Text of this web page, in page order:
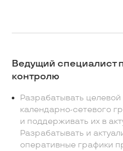
Ведущий специалист
контролю
Разрабатывать
календарно-сетевого
и поддерживать их в
Разрабатывать и
оперативные графики